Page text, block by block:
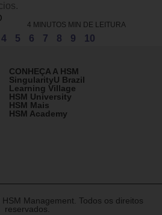
4 MINUTOS MIN DE LEITURA
4 5 6 7 8 9 10
CONHEÇA A HSM
SingularityU Brazil
Learning Village
HSM University
HSM Mais
HSM Academy
Management. Todos os direitos
reservados.